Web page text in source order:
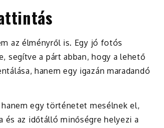
az élményről is. Egy jó fotós
segítve a párt abban, hogy a lehető
hanem egy igazán maradandó
egy történetet mesélnek el,
az időtálló minőségre helyezi a